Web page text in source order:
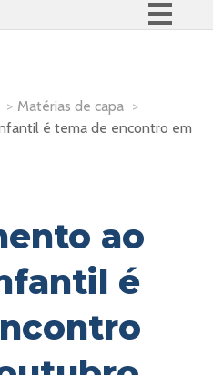
Participe
Acesso à informação
> Matérias de capa >
é tema de encontro em
ao
é